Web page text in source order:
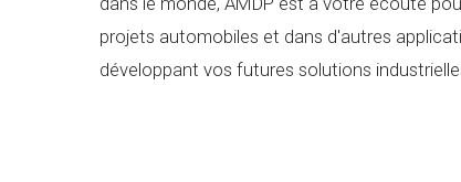
projets automobiles et dans d'autres
développant vos futures solutions